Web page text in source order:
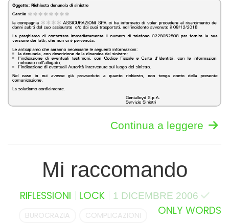
Continua a leggere
Mi raccomando
RIFLESSIONI LOCK 1 DICEMBRE 2006
ONLY WORDS
BUROCRAZIA
COMPLICAZIONI